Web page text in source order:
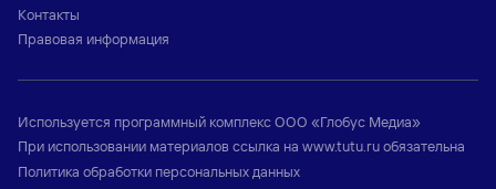
Контакты
Правовая информация
Используется программный комплексООО «Глобус Медиа»
При использовании материалов ссылка на www.tutu.ruобязательна
Политика обработки персональных данных